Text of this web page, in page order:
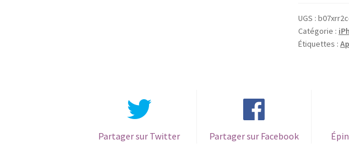
UGS :
Catégorie :
Étiquettes :
Partager sur Twitter Partager sur Facebook